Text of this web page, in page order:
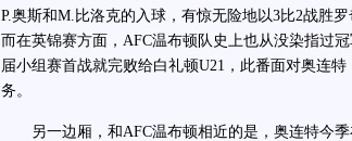
P.奥斯和M.比洛克的入球，有惊无险地以3比2战胜
而在英锦赛方面，AFC温布顿队史上也从没染指过
届小组赛首战就完败给白礼顿U21，此番面对奥连
务。
另一边厢，和AFC温布顿相近的是，奥连特今季